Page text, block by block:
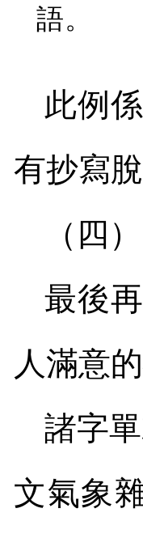
語。
此例
有抄寫
（四）
最後
人滿意
諸字
文氣象